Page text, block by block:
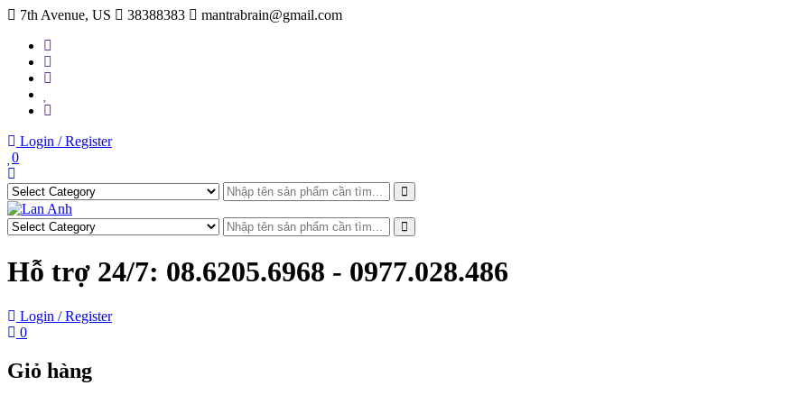
Skip
content
7th Avenue, US 38388383 mantrabrain@gmail.com
Login / Register
0
Search
Search
Hỗ trợ 24/7: 08.6205.6968 - 0977.028.486
Login / Register
0
Giỏ hàng